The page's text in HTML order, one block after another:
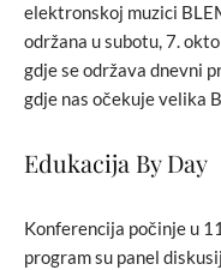
elektronskoj muzici
održana u subotu, 7.
gdje se održava dnevni
gdje nas očekuje velika
Edukacija By Day
Konferencija počinje u
program su panel